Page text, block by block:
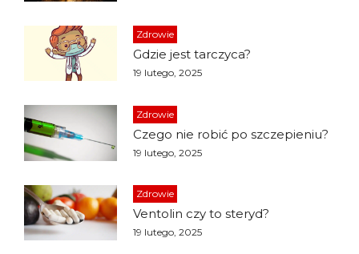
Zdrowie
Gdzie jest tarczyca?
19 lutego, 2025
Zdrowie
Czego nie robić po szczepieniu?
19 lutego, 2025
Zdrowie
Ventolin czy to steryd?
19 lutego, 2025